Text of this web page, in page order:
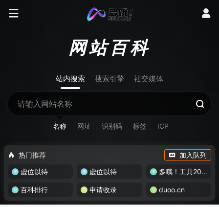
网站百科
站内搜索 搜索引擎 社交媒体
名称 网址 识别码 标签 ICP
热门推荐
加入队列
虚位以待
虚位以待 多哦！工具200+
百科排行 申请收录 duoo.cn